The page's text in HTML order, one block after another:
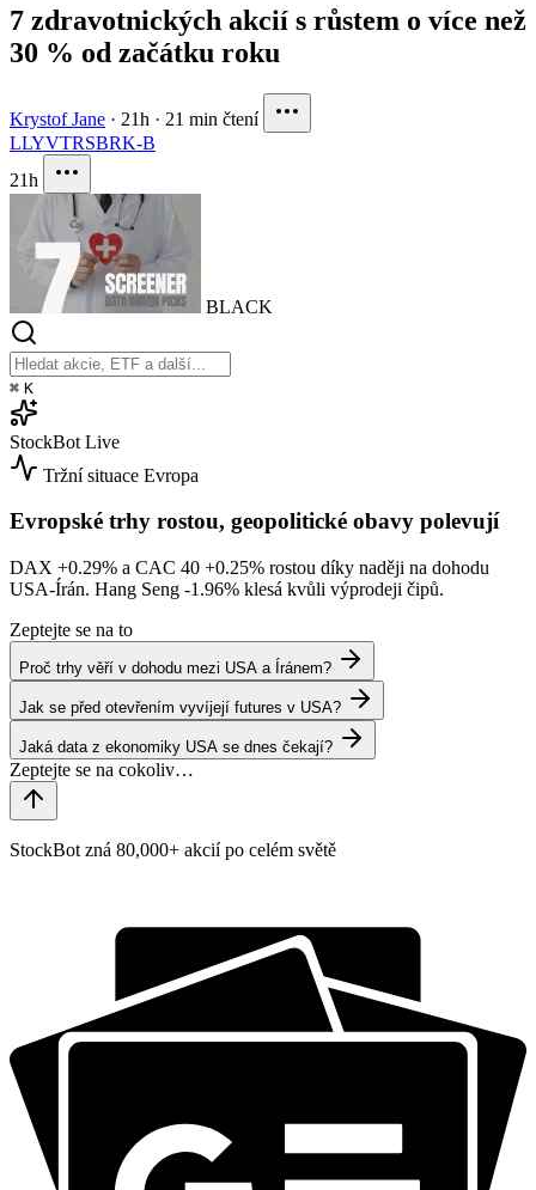
7 zdravotnických akcií s růstem o více než
30 % od začátku roku
Krystof Jane · 21h · 21 min čtení
LLYVTRSBRK-B
21h
BLACK
⌘ K
StockBot Live
Tržní situace Evropa
Evropské trhy rostou, geopolitické obavy polevují
DAX +0.29% a CAC 40 +0.25% rostou díky naději na dohodu
USA-Írán. Hang Seng -1.96% klesá kvůli výprodeji čipů.
Zeptejte se na to
Proč trhy věří v dohodu mezi USA a Íránem?
Jak se před otevřením vyvíjejí futures v USA?
Jaká data z ekonomiky USA se dnes čekají?
StockBot zná 80,000+ akcií po celém světě